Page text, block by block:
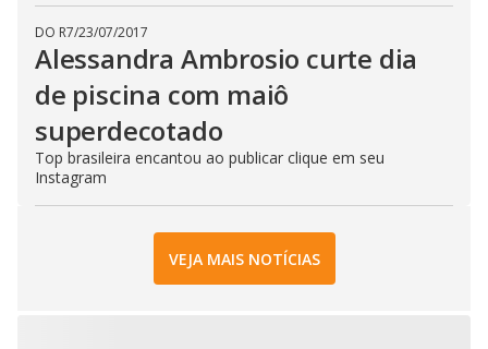
DO R7/23/07/2017
Alessandra Ambrosio curte dia
de piscina com maiô
superdecotado
Top brasileira encantou ao publicar clique em seu
Instagram
VEJA MAIS NOTÍCIAS